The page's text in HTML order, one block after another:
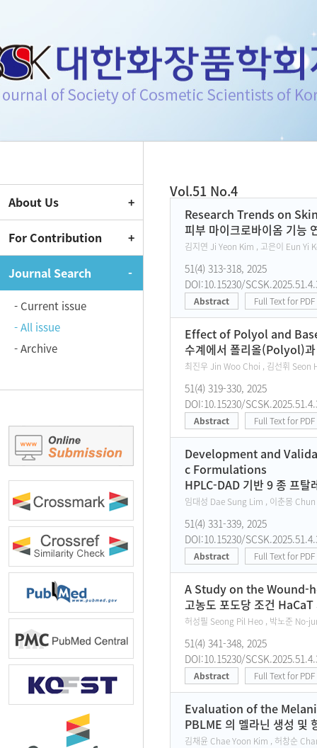
Journal of Society of
About Us
For Contribution
Journal Search
- Current issue
- All issue
- Archive
Vol.51 No.4
Research Trends on
피부 마이크로바이옴 기능
김지연 Ji Yeon Kim , 고은이 Eun Yi
51(4) 313-318, 2025
DOI:10.15230/
Abstract Full Text for PDF
Effect of Polyol and
수계에서 폴리올(Polyol)
최진우 Jin Woo Choi , 김선휘 Seon
51(4) 319-330, 2025
DOI:10.15230/
Abstract Full Text for PDF
Development and
c Formulations
HPLC-DAD 기반 9 종 프탈
임대성 Dae Sung Lim , 이춘몽
51(4) 331-339, 2025
DOI:10.15230/
Abstract Full Text for PDF
A Study on the Wound-
고농도 포도당 조건
허성필 Seong Pil Heo , 박노준 No-
51(4) 341-348, 2025
DOI:10.15230/
Abstract Full Text for PDF
Evaluation of the
PBLME 의 멜라닌 생성 및
김채윤 Chae Yoon Kim , 허창순